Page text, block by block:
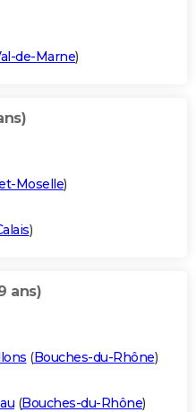
de-Marne)
Moselle)
)
ans)
(Bouches-du-Rhône)
(Bouches-du-Rhône)